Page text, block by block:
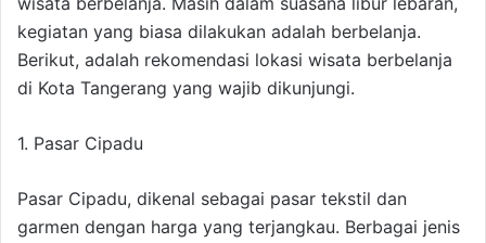
kegiatan yang biasa dilakukan adalah berbelanja.
Berikut, adalah rekomendasi lokasi wisata berbelanja
di Kota Tangerang yang wajib dikunjungi.
1. Pasar Cipadu
Pasar Cipadu, dikenal sebagai pasar tekstil dan
garmen dengan harga yang terjangkau. Berbagai jenis